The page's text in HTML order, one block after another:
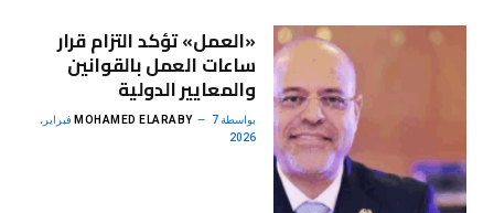
«العمل» تؤكد التزام قرار
ساعات العمل بالقوانين
والمعايير الدولية
بواسطة MOHAMED ELARABY 7 فبراير،
2026